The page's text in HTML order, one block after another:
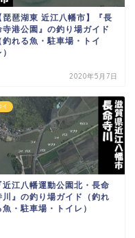
琵琶湖東 近江八幡市】『長
寺港公園』の釣り場ガイド
釣れる魚・駐車場・トイ
2020年5月7日
イ
近江八幡運動公園北・長命
川』の釣り場ガイド（釣れ
魚・駐車場・トイレ）